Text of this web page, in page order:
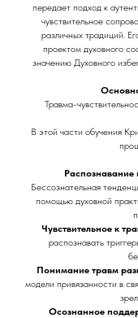
передает подход к
чувствительное
различных традиций.
проектом духовного
значению Духовного
Травма-
В этой части обучения
Распознавание
Бессознательная
помощью духовной
Чувствительное к
распознавать
Понимание травм
модели привязанности в
Осознанное